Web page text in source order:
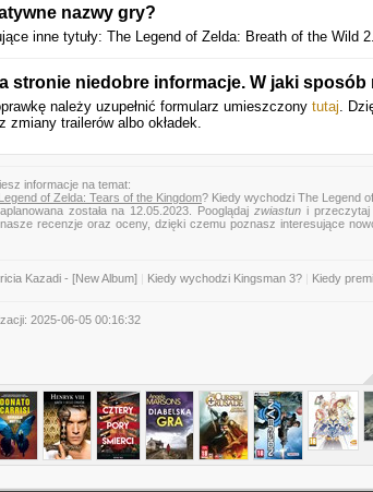
nazwy gry?
inne tytuły: The Legend of Zelda: Breath of the Wild 2.
stronie niedobre informacje. W jaki sposób
należy uzupełnić formularz umieszczony tutaj.
zmiany trailerów albo okładek.
informacje na temat:
of Zelda: Tears of the Kingdom? Kiedy wychodzi The Legend
została na 12.05.2023. Pooglądajzwiastun i przeczytaj
recenzje oraz oceny, dzięki czemu poznasz interesujące
Kazadi - [New Album] Kiedy wychodzi Kingsman 3? Kiedy
2025-06-05 00:16:32